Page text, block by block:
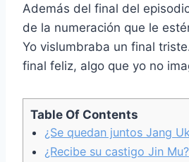
Además del final del
de la numeración que le
Yo vislumbraba un final
final feliz, algo que yo no
Table Of Contents
¿Se quedan juntos Jang
¿Recibe su castigo Jin Mu?